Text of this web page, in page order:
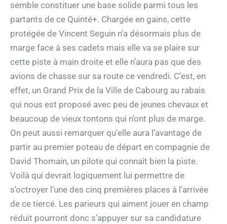
semble constituer une base solide parmi tous les
partants de ce Quinté+. Chargée en gains, cette
protégée de Vincent Seguin n’a désormais plus de
marge face à ses cadets mais elle va se plaire sur
cette piste à main droite et elle n’aura pas que des
avions de chasse sur sa route ce vendredi. C’est, en
effet, un Grand Prix de la Ville de Cabourg au rabais
qui nous est proposé avec peu de jeunes chevaux et
beaucoup de vieux tontons qui n’ont plus de marge.
On peut aussi remarquer qu’elle aura l’avantage de
partir au premier poteau de départ en compagnie de
David Thomain, un pilote qui connaît bien la piste.
Voilà qui devrait logiquement lui permettre de
s’octroyer l’une des cinq premières places à l’arrivée
de ce tiercé. Les parieurs qui aiment jouer en champ
réduit pourront donc s’appuyer sur sa candidature